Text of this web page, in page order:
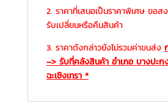
2. ราคาที่เสนอเป็นราคาพิเศษ ขอส
รับเปลี่ยนหรือคืนสินค้า
3. ราคาดังกล่าวยังไม่รวมค่าขนส่ง
–> รับที่คลังสินค้า อำเภอ บางปะ
ฉะเชิงเทรา *